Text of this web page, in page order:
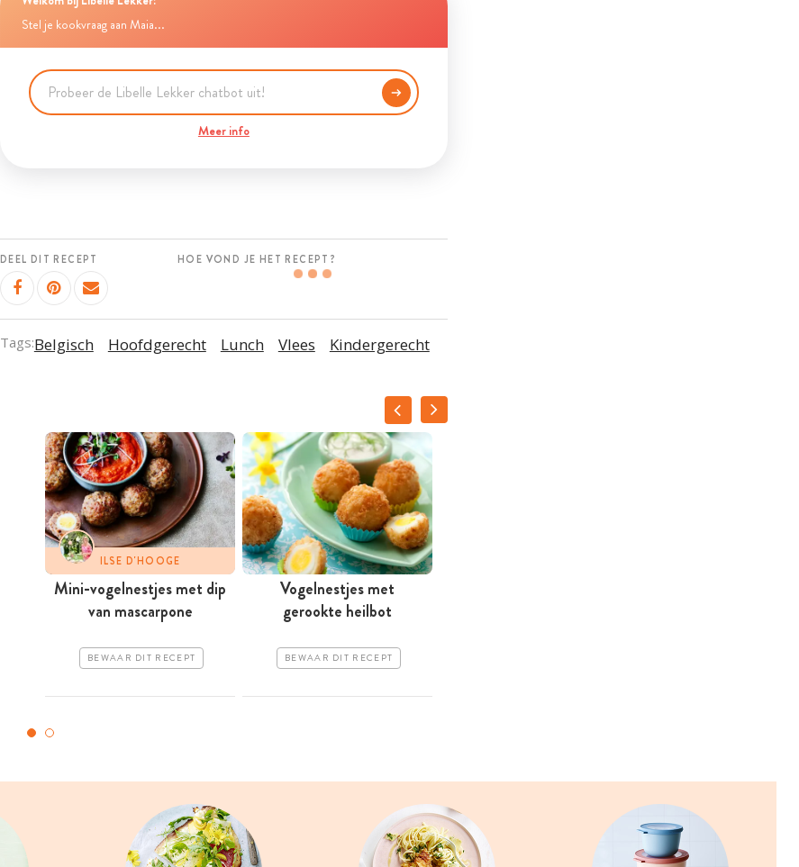
Stel je kookvraag aan Maia...
Meer info
DEEL DIT RECEPT HOE VOND JE HET RECEPT?
Tags:Belgisch Hoofdgerecht Lunch Vlees Kindergerecht
ILSE D'HOOGE
Mini-vogelnestjes met dip
van mascarpone
BEWAAR DIT RECEPT
Vogelnestjes met
gerookte heilbot
BEWAAR DIT RECEPT